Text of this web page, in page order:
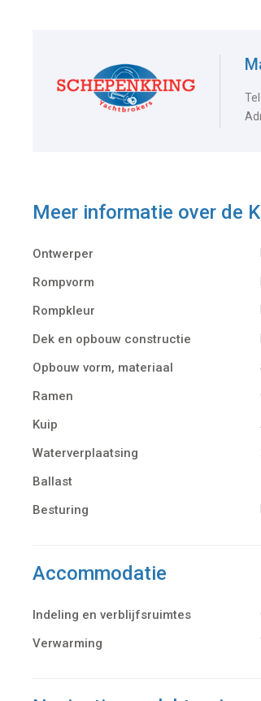
Meer informatie over de
Ontwerper
Rompvorm
Rompkleur
Dek en opbouw constructie
Opbouw vorm, materiaal
Ramen
Kuip
Waterverplaatsing
Ballast
Besturing
Accommodatie
Indeling en verblijfsruimtes
Verwarming